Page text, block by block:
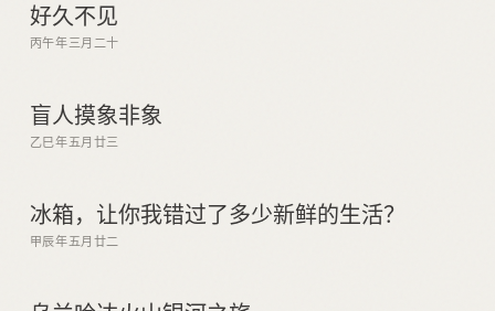
好久不见
丙午年三月二十
盲人摸象非象
乙巳年五月廿三
冰箱，让你我错过了多少新鲜的生活？
甲辰年五月廿二